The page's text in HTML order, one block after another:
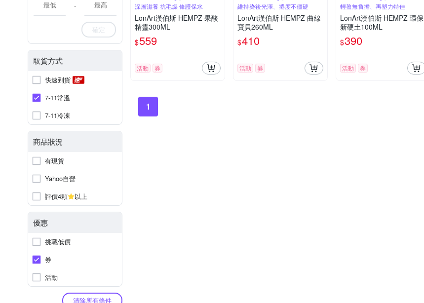
-
確定
取貨方式
快速到貨
7-11常溫
7-11冷凍
商品狀況
有現貨
Yahoo自營
評價4顆
以上
優惠
挑戰低價
券
活動
清除所有條件
深層滋養 抗毛燥 修護保水
LonArt漢伯斯 HEMPZ 果酸
精靈300ML
$559
活動 券
維持染後光澤、捲度不僵硬
LonArt漢伯斯 HEMPZ 曲線
寶貝260ML
$410
活動 券
輕盈無負擔、再塑力特佳
LonArt漢伯斯 HEMPZ 環保
新硬土100ML
$390
活動 券
1